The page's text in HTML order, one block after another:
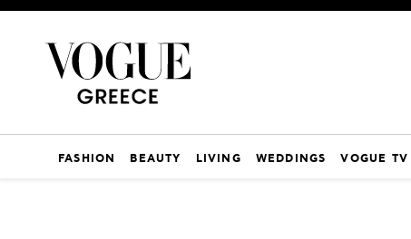
FASHION BEAUTY LIVING WEDDINGS VOGUE TV